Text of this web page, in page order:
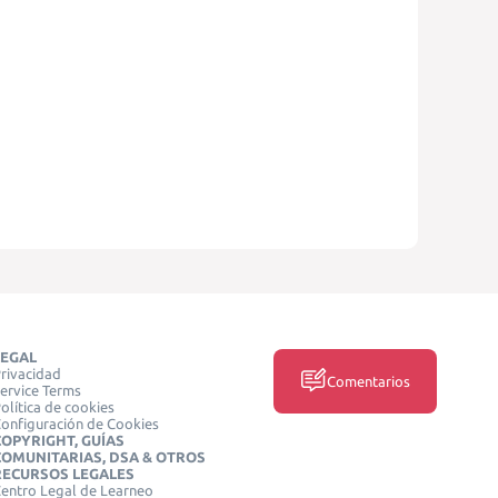
Terms
de cookies
de Cookies
GUÍAS
DSA & OTROS
LEGALES
Legal de Learneo
Comentarios